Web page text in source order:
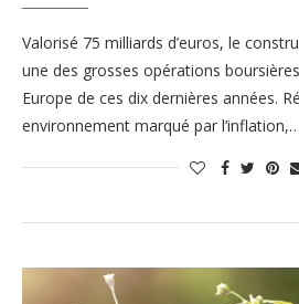
Valorisé 75 milliards d’euros, le
une des grosses opérations
Europe de ces dix dernières années.
environnement marqué par l’inflation,…